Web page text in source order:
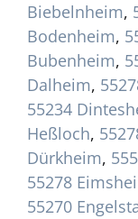
Biebelnheim,
Bodenheim,
Bubenheim,
Dalheim,
55234
Heßloch,
Dürkheim,
55278
55270